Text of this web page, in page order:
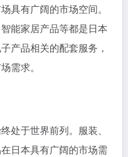
具有广阔的市场空间。
能家居产品等都是日本
产品相关的配套服务，
需求。
处于世界前列。服装、
日本具有广阔的市场需